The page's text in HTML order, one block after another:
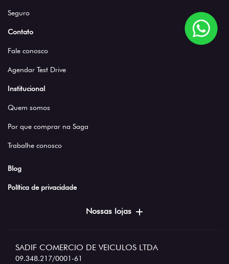
Seguro
Contato
Fale conosco
Agendar Test Drive
Institucional
Quem somos
Por que comprar na Saga
Trabalhe conosco
Blog
Política de privacidade
Nossas lojas
SADIF COMERCIO DE VEICULOS LTDA
09.348.217/0001-61